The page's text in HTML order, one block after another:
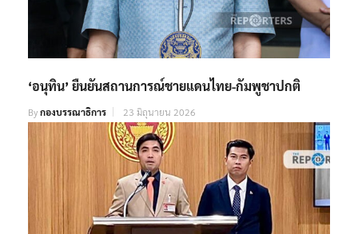
‘อนุทิน’ ยืนยันสถานการณ์ชายแดนไทย-กัมพูชาปกติ
23 มิถุนายน 2026